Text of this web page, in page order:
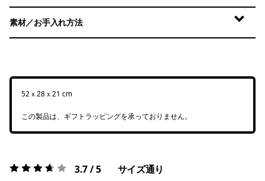
素材／お手入れ方法
52ｘ28ｘ21 cm
この製品は、ギフトラッピングを承っておりません。
評価:3.7 / 5 3.7 / 5 サイズ通り